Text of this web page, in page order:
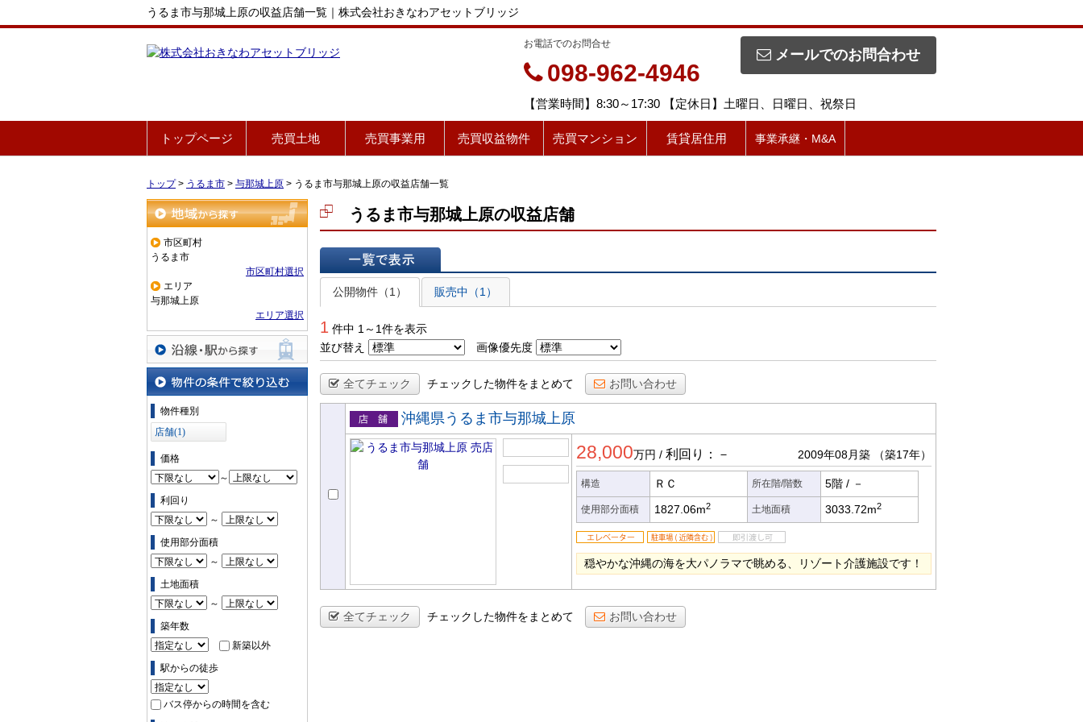
うるま市与那城上原の収益店舗一覧｜株式会社おきなわアセットブリッジ
メールでのお問合わせ
お電話でのお問合せ
098-962-4946
【営業時間】8:30～17:30 【定休日】土曜日、日曜日、祝祭日
トップページ 売買土地 売買事業用 売買収益物件 売買マンション 賃貸居住用 事業承継・M&A
トップ> うるま市 > 与那城上原 > うるま市与那城上原の収益店舗一覧
地域から探す
市区町村
うるま市
市区町村選択
エリア
与那城上原
エリア選択
沿線・駅から探す
物件の条件で絞り込む
物件種別
店舗(1)
価格
～
利回り
～
使用部分面積
～
土地面積
～
築年数
新築以外
駅からの徒歩
バス停からの時間を含む
うるま市与那城上原の収益店舗
一覧で表示
公開物件（1）
販売中（1）
1 件中 1～1件を表示
並び替え
画像優先度
全てチェック チェックした物件をまとめて お問い合わせ
売店舗
沖縄県うるま市与那城上原
28,000万円 / 利回り：－ 2009年08月築 （築17年）
構造 ＲＣ 所在階/階数 5階 / －
使用部分面積 1827.06m2 土地面積 3033.72m2
穏やかな沖縄の海を大パノラマで眺める、リゾート介護施設です！
全てチェック チェックした物件をまとめて お問い合わせ